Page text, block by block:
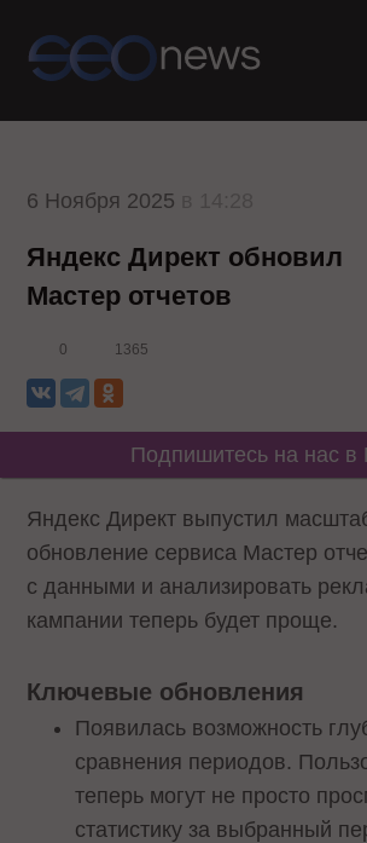
6 Ноября 2025
Яндекс Директ обновил
Мастер отчетов
0 1365
Подпишитесь на нас в
Яндекс Директ выпустил
обновление сервиса Мастер
с данными и анализировать
кампании теперь будет проще.
Ключевые обновления
Появилась возможность
сравнения периодов.
теперь могут не просто
статистику за выбранный